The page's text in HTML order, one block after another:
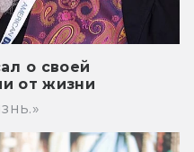
о своей
от жизни